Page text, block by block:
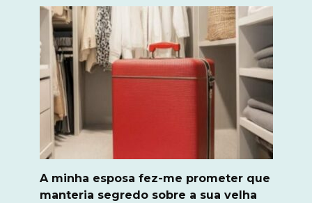
A minha esposa fez-me prometer que
manteria segredo sobre a sua velha